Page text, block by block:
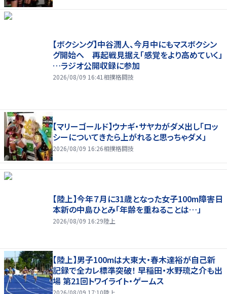
【ボクシング】中谷潤人、今月中にもマスボクシン
グ開始へ 再起戦見据え「感覚をより高めていく」
…ラジオ公開収録に参加
2026/08/09 16:41 相撲格闘技
【マリーゴールド】ウナギ・サヤカがダメ出し「ロッ
シーについてきたら上がれると思っちゃダメ」
2026/08/09 16:26相撲格闘技
【陸上】今年７月に31歳となった女子100m障害日
本新の中島ひとみ「年齢を重ねることは…」
2026/08/09 16:29陸上
【陸上】男子100mは大東大・春木達裕が自己新
記録で全カレ標準突破！ 早稲田・水野琉之介も出
場 第21回トワイライト・ゲームス